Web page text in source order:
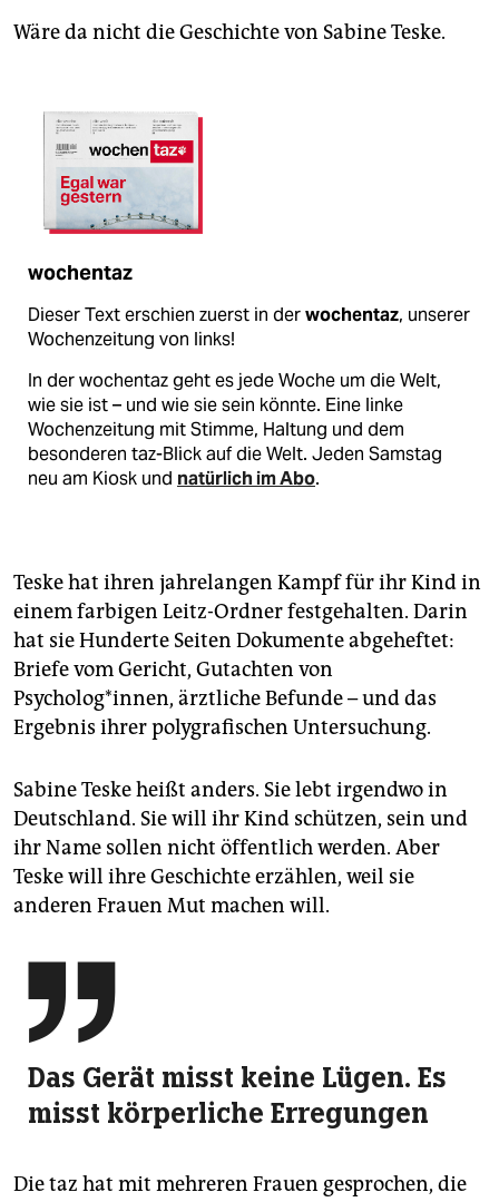
Wäre da nicht die Geschichte von Sabine Teske.
wochentaz
Dieser Text erschien zuerst in derwochentaz, unserer
Wochenzeitung von links!
In der wochentaz geht es jede Woche um die Welt,
wie sie ist – und wie sie sein könnte. Eine linke
Wochenzeitung mit Stimme, Haltung und dem
besonderen taz-Blick auf die Welt. Jeden Samstag
neu am Kiosk und natürlich im Abo.
Teske hat ihren jahrelangen Kampf für ihr Kind in
einem farbigen Leitz-Ordner festgehalten. Darin
hat sie Hunderte Seiten Dokumente abgeheftet:
Briefe vom Gericht, Gutachten von
Psycholog*innen, ärztliche Befunde – und das
Ergebnis ihrer polygrafischen Untersuchung.
Sabine Teske heißt anders. Sie lebt irgendwo in
Deutschland. Sie will ihr Kind schützen, sein und
ihr Name sollen nicht öffentlich werden. Aber
Teske will ihre Geschichte erzählen, weil sie
anderen Frauen Mut machen will.

Das Gerät misst keine Lügen. Es
misst körperliche Erregungen
Die taz hat mit mehreren Frauen gesprochen, die